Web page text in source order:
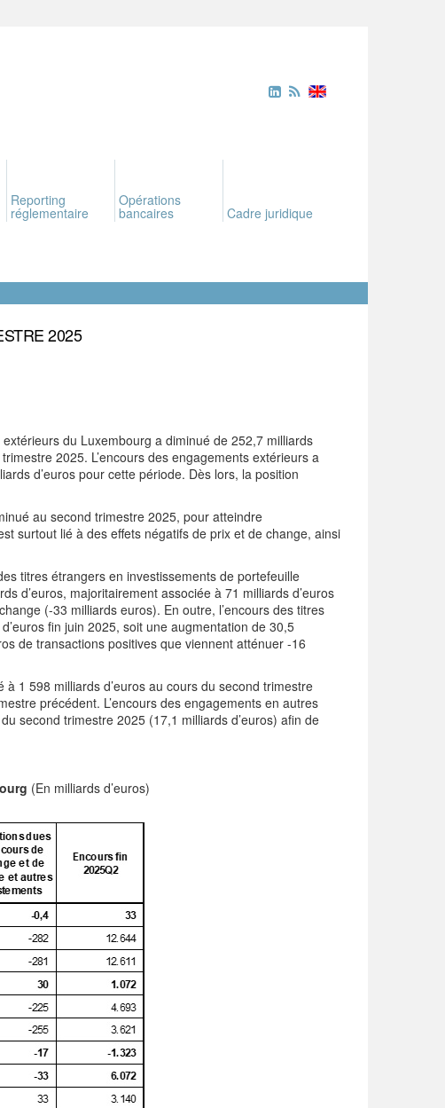
Reporting
réglementaire
Opérations
bancaires Cadre juridique
2025
du Luxembourg a diminué de 252,7 milliards
2025. L’encours des engagements extérieurs a
d’euros pour cette période. Dès lors, la position
au second trimestre 2025, pour atteindre
surtout lié à des effets négatifs de prix et de change, ainsi
titres étrangers en investissements de portefeuille
d’euros, majoritairement associée à 71 milliards d’euros
(-33 milliards euros). En outre, l’encours des titres
fin juin 2025, soit une augmentation de 30,5
de transactions positives que viennent atténuer -16
à 1 598 milliards d’euros au cours du second trimestre
précédent. L’encours des engagements en autres
second trimestre 2025 (17,1 milliards d’euros) afin de
(En milliards d’euros)